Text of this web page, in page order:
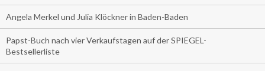
Angela Merkel und Julia Klöckner in Baden-Baden
Papst-Buch nach vier Verkaufstagen auf der SPIEGEL-
Bestsellerliste